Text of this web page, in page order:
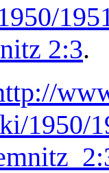
2:3.
1950/